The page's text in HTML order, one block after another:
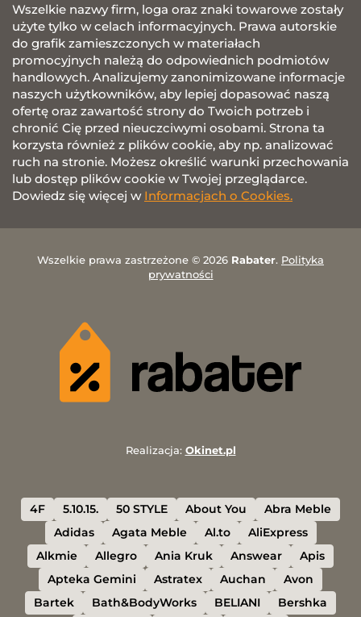
Wszelkie nazwy firm, loga oraz znaki towarowe zostały
użyte tylko w celach informacyjnych. Prawa autorskie
do grafik zamieszczonych w materiałach
promocyjnych należą do odpowiednich podmiotów
handlowych. Analizujemy zanonimizowane informacje
naszych użytkowników, aby lepiej dopasować naszą
ofertę oraz zawartość strony do Twoich potrzeb i
chronić Cię przed nieuczciwymi osobami. Strona ta
korzysta również z plików cookie, aby np. analizować
ruch na stronie. Możesz określić warunki przechowania
lub dostęp plików cookie w Twojej przeglądarce.
Dowiedz się więcej w Informacjach o Cookies.
Wszelkie prawa zastrzeżone © 2026 Rabater. Polityka
prywatności
Realizacja: Okinet.pl
4F 5.10.15. 50 STYLE About You
Abra Meble
Adidas
Agata Meble Al.to
AliExpress
Alkmie
Allegro Ania Kruk Answear
Apis
Apteka Gemini
Astratex Auchan
Avon
Bartek
Bath&BodyWorks BELIANI Bershka